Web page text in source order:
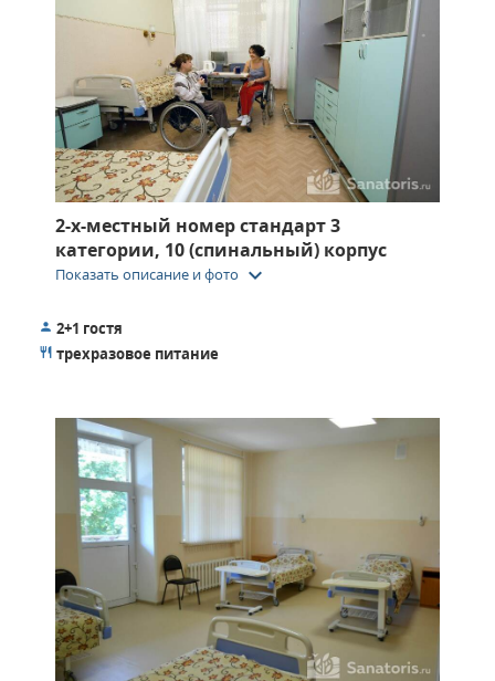
2-х-местный номер стандарт 3
категории, 10 (спинальный) корпус
Показать описание и фото keyboard_arrow_down
2+1 гостя
трехразовое питание